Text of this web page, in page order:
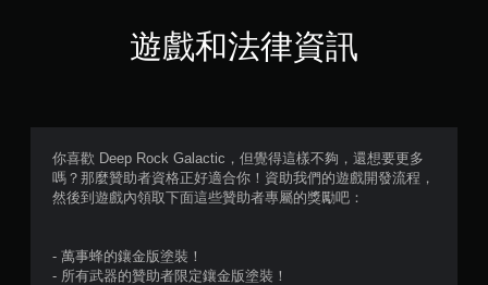
分
5
遊戲和法律資訊
你喜歡 Deep Rock Galactic，但覺得這樣不夠，還想要更多
嗎？那麼贊助者資格正好適合你！資助我們的遊戲開發流程，
然後到遊戲內領取下面這些贊助者專屬的獎勵吧：
- 萬事蜂的鑲金版塗裝！
- 所有武器的贊助者限定鑲金版塗裝！